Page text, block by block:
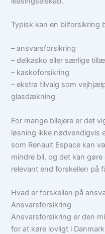
Typisk kan en bilforsikring
– ansvarsforsikring
– delkasko eller særlige
– kaskoforsikring
– ekstra tilvalg som
glasdækning
For mange bilejere er det
løsning ikke nødvendigvis
som Renault Espace kan
mindre bil, og det kan
relevant end forskellen på
Hvad er forskellen på
Ansvarsforsikring
Ansvarsforsikring er den
for at køre lovligt i